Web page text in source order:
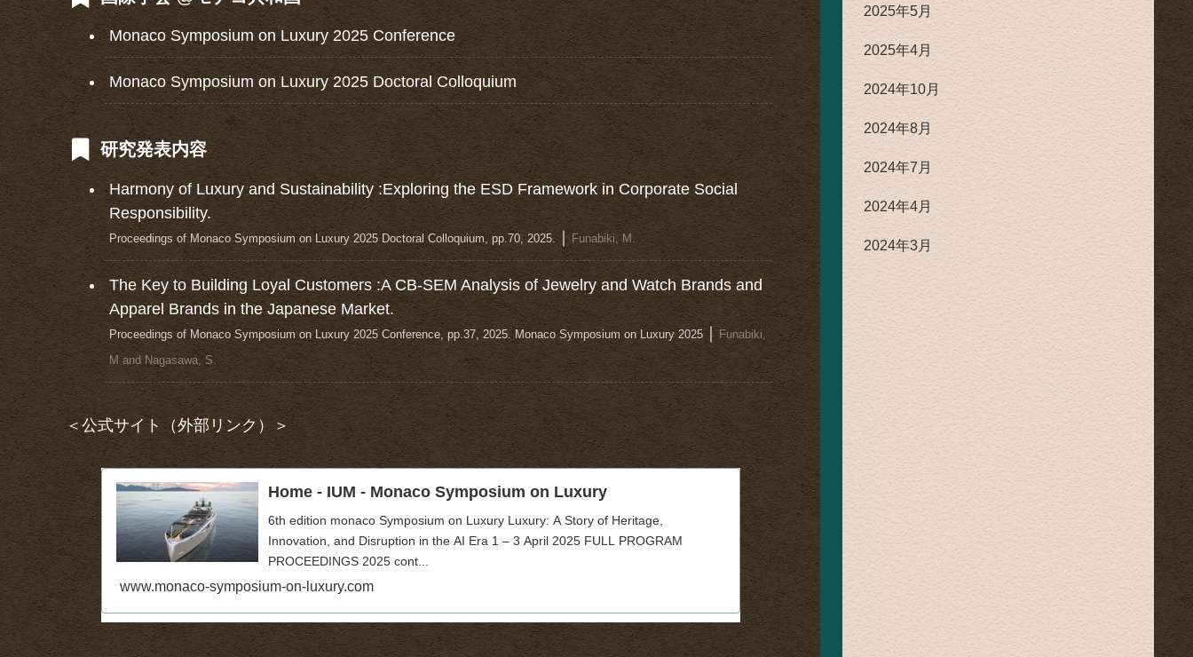
Monaco Symposium on Luxury 2025 Conference
Monaco Symposium on Luxury 2025 Doctoral Colloquium
研究発表内容
Harmony of Luxury and Sustainability :Exploring the ESD Framework in Corporate Social
Responsibility.
Proceedings of Monaco Symposium on Luxury 2025 Doctoral Colloquium, pp.70, 2025. ｜ Funabiki, M.
The Key to Building Loyal Customers :A CB-SEM Analysis of Jewelry and Watch Brands and
Apparel Brands in the Japanese Market.
Proceedings of Monaco Symposium on Luxury 2025 Conference, pp.37, 2025. Monaco Symposium on Luxury 2025｜ Funabiki,
M and Nagasawa, S.
＜公式サイト（外部リンク）＞
Home - IUM - Monaco Symposium on Luxury
6th edition monaco Symposium on Luxury Luxury: A Story of Heritage,
Innovation, and Disruption in the AI Era 1 – 3 April 2025 FULL PROGRAM
PROCEEDINGS 2025 cont...
www.monaco-symposium-on-luxury.com
2025年5月
2025年4月
2024年10月
2024年8月
2024年7月
2024年4月
2024年3月